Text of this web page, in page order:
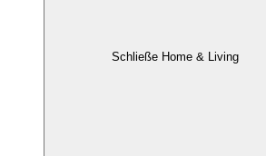
Schließe Home & Living